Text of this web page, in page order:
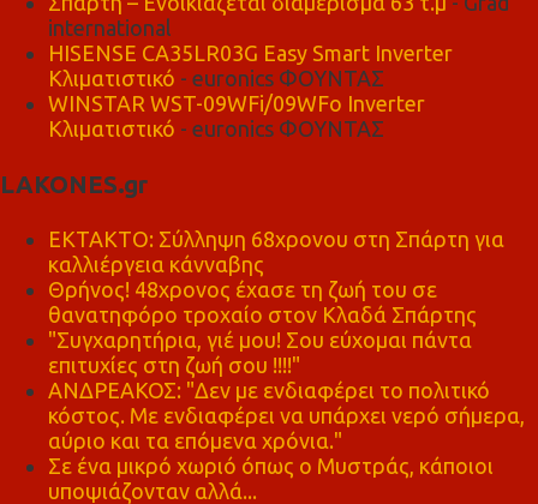
international
HISENSE CA35LR03G Easy Smart Inverter
Κλιματιστικό - euronics ΦΟΥΝΤΑΣ
WINSTAR WST-09WFi/09WFo Inverter
Κλιματιστικό - euronics ΦΟΥΝΤΑΣ
LAKONES.gr
ΕΚΤΑΚΤΟ: Σύλληψη 68χρονου στη Σπάρτη για
καλλιέργεια κάνναβης
Θρήνος! 48χρονος έχασε τη ζωή του σε
θανατηφόρο τροχαίο στον Κλαδά Σπάρτης
"Συγχαρητήρια, γιέ μου! Σου εύχομαι πάντα
επιτυχίες στη ζωή σου !!!!"
ΑΝΔΡΕΑΚΟΣ: "Δεν με ενδιαφέρει το πολιτικό
κόστος. Με ενδιαφέρει να υπάρχει νερό σήμερα,
αύριο και τα επόμενα χρόνια."
Σε ένα μικρό χωριό όπως ο Μυστράς, κάποιοι
υποψιάζονταν αλλά...